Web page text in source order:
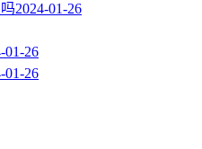
2024-01-26
01-26
01-26